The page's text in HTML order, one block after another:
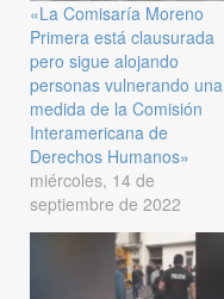
«La Comisaría Moreno
Primera está clausurada
pero sigue alojando
personas vulnerando una
medida de la Comisión
Interamericana de
Derechos Humanos»
miércoles, 14 de
septiembre de 2022